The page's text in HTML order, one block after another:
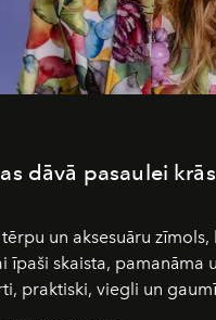
dāvā pasaulei
un aksesuāru zīmols,
īpaši skaista, pamanāma
praktiski, viegli un
gan varētu pavadīt Tevi